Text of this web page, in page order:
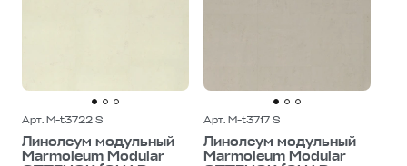
Арт. M-t3722 S
Линолеум модульный
Marmoleum Modular
Арт. M-t3717 S
Линолеум модульный
Marmoleum Modular